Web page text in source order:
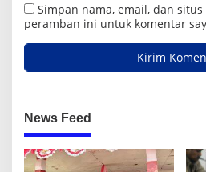
Simpan nama, email, dan situs
peramban ini untuk komentar
News Feed